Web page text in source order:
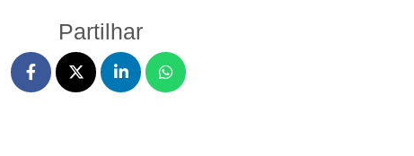
Partilhar